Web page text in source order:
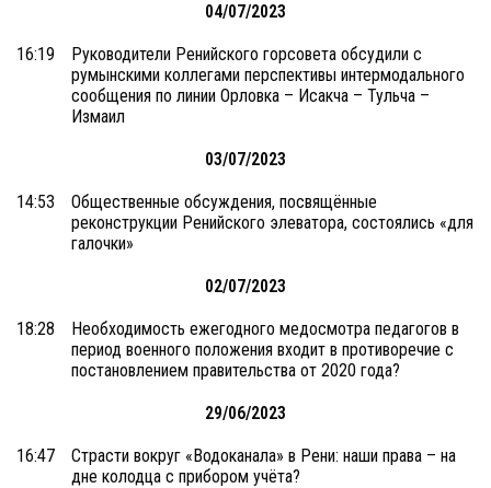
04/07/2023
16:19
Руководители Ренийского горсовета обсудили с
румынскими коллегами перспективы интермодального
сообщения по линии Орловка – Исакча – Тульча –
Измаил
03/07/2023
14:53
Общественные обсуждения, посвящённые
реконструкции Ренийского элеватора, состоялись «для
галочки»
02/07/2023
18:28
Необходимость ежегодного медосмотра педагогов в
период военного положения входит в противоречие с
постановлением правительства от 2020 года?
29/06/2023
16:47
Страсти вокруг «Водоканала» в Рени: наши права – на
дне колодца с прибором учёта?